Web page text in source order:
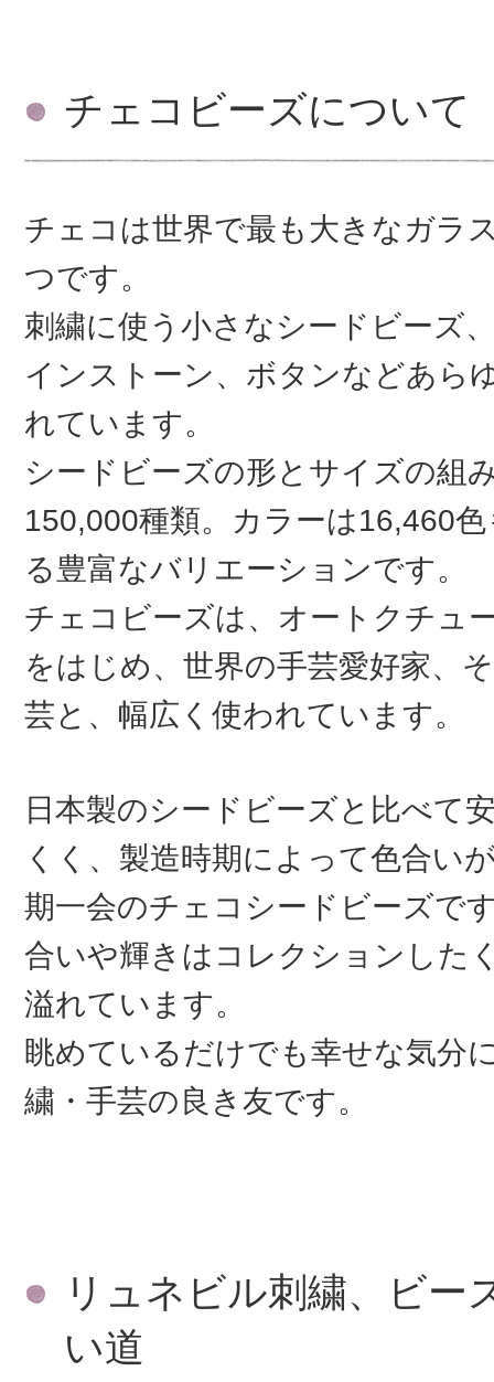
チェコビーズについて
チェコは世界で最も大きなガラ
つです。
刺繍に使う小さなシードビーズ
インストーン、ボタンなどあら
れています。
シードビーズの形とサイズの組
150,000種類。カラーは16,460
る豊富なバリエーションです。
チェコビーズは、オートクチュ
をはじめ、世界の手芸愛好家、
芸と、幅広く使われています。
日本製のシードビーズと比べて
くく、製造時期によって色合い
期一会のチェコシードビーズで
合いや輝きはコレクションした
溢れています。
眺めているだけでも幸せな気分
繍・手芸の良き友です。
リュネビル刺繍、ビー
い道